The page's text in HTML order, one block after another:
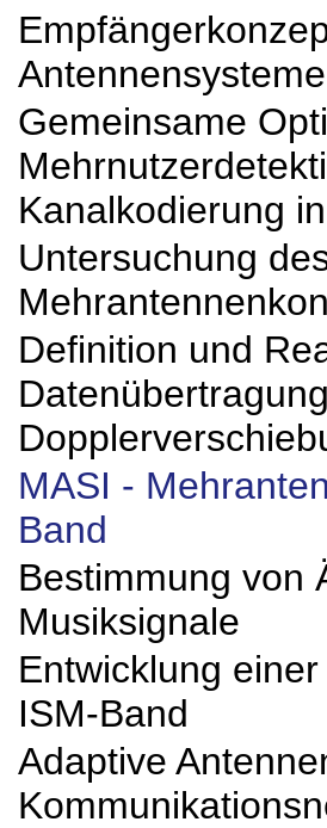
Antennensysteme
Gemeinsame
Kanalkodierung
Untersuchung
Definition und
MASI -
Band
Bestimmung von
Musiksignale
Entwicklung
ISM-Band
Adaptive